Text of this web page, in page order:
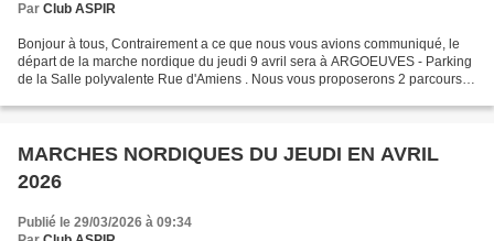
Par Club ASPIR
Bonjour à tous, Contrairement a ce que nous vous avions communiqué, le
départ de la marche nordique du jeudi 9 avril sera à ARGOEUVES - Parking
de la Salle polyvalente Rue d'Amiens . Nous vous proposerons 2 parcours,
MARCHES NORDIQUES DU JEUDI EN AVRIL
2026
Publié le 29/03/2026 à 09:34